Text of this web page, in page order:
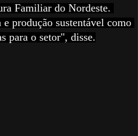
Familiar do Nordeste.
produção sustentável como
para o setor", disse.